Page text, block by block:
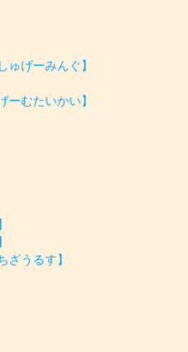
げーみんぐ】
むたいかい】
うるす】